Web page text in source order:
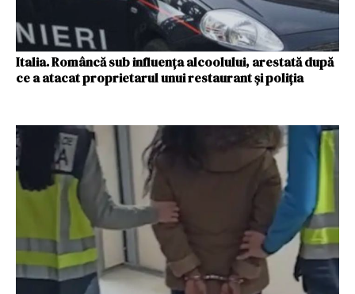
Italia. Româncă sub influența alcoolului, arestată după
ce a atacat proprietarul unui restaurant și poliția